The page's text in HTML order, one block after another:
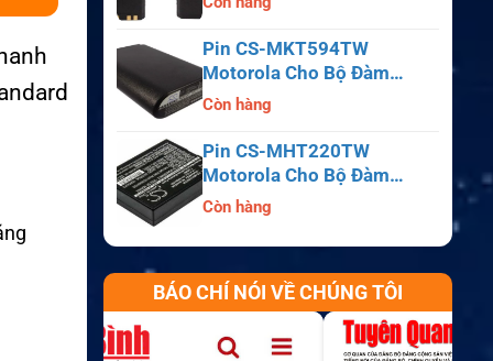
APX8000, SRX2200
Pin CS-MKT594TW
Motorola Cho Bộ Đàm
Astro Saber, MX1000,
Còn hàng
Pin CS-MHT220TW
Motorola Cho Bộ Đàm
MT700, HT210, HT220,
Còn hàng
BÁO CHÍ NÓI VỀ CHÚNG TÔI